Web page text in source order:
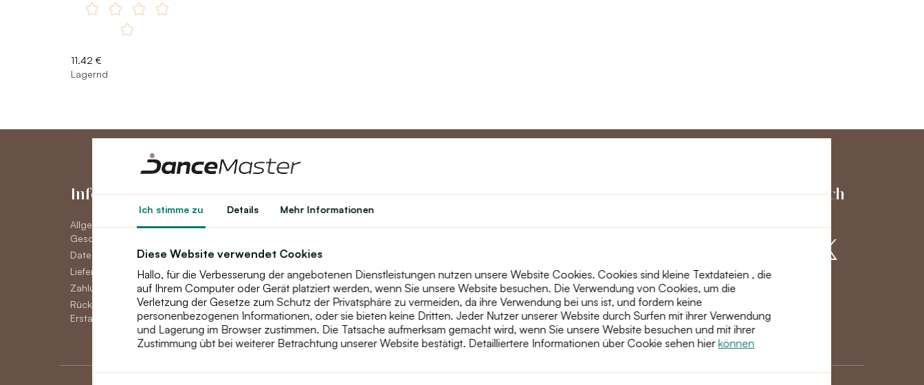
Ich stimme zu Details Mehr Informationen
Diese Website verwendet Cookies
Hallo, für die Verbesserung der angebotenen Dienstleistungen nutzen unsere Website Cookies. Cookies sind kleine Textdateien , die
auf Ihrem Computer oder Gerät platziert werden, wenn Sie unsere Website besuchen. Die Verwendung von Cookies, um die
Verletzung der Gesetze zum Schutz der Privatsphäre zu vermeiden, da ihre Verwendung bei uns ist, und fordern keine
personenbezogenen Informationen, oder sie bieten keine Dritten. Jeder Nutzer unserer Website durch Surfen mit ihrer Verwendung
und Lagerung im Browser zustimmen. Die Tatsache aufmerksam gemacht wird, wenn Sie unsere Website besuchen und mit ihrer
Zustimmung übt bei weiterer Betrachtung unserer Website bestätigt. Detailliertere Informationen über Cookie sehen hier können
11.42 €
Lagernd
Informationen
Allgemeine
Geschäftsbedingungen
Datenschutzerklärung DSGVO
Lieferoptionen
Zahlungsmöglichkeiten
Rückgabe, Umtausch oder
Erstattung von Waren
Konto
Konto
Newsletter
Partner
Lehrerprogramm
Treueprogramm
Kundendienst
Über uns
Retouren
Seitenübersicht
Schließen Sie sich